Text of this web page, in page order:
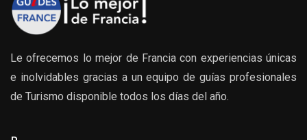
Le ofrecemos lo mejor de Francia con experiencias únicas
e inolvidables gracias a un equipo de guías profesionales
de Turismo disponible todos los días del año.